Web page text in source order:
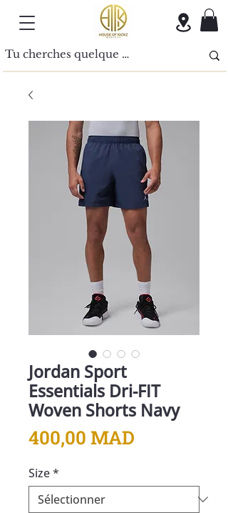
Jordan Sport
Essentials Dri-FIT
Woven Shorts Navy
400,00 MAD
Size*